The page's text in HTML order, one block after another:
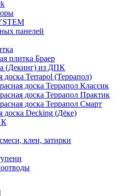
панелей
плитка Браер
(Декинг) из ДПК
доска Terrapol (Террапол)
доска Террапол Классик
доска Террапол Практик
доска Террапол Смарт
доска Decking (Дёке)
клеи, затирки